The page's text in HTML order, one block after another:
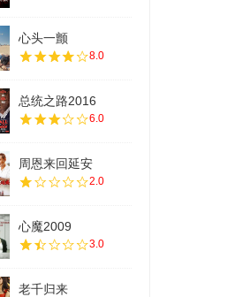
心头一颤
8.0
总统之路2016
6.0
周恩来回延安
2.0
心魔2009
3.0
老千归来